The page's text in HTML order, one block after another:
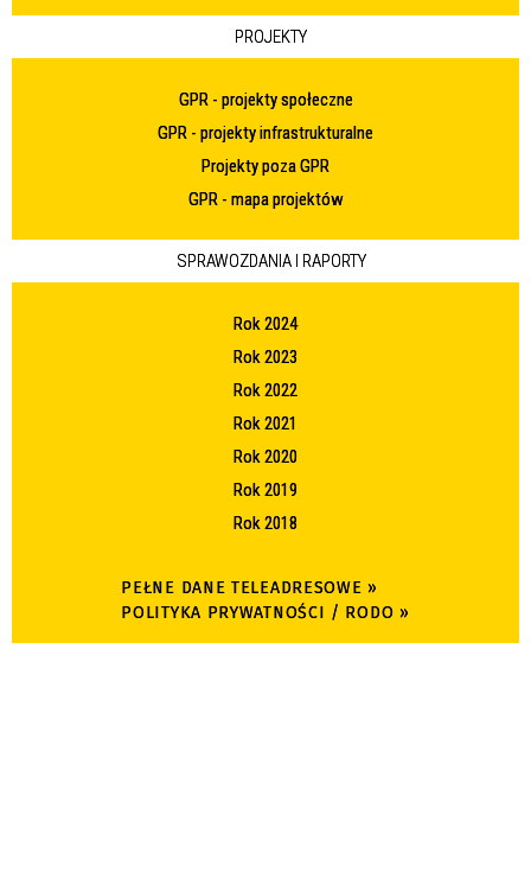
PROJEKTY
GPR - projekty społeczne
GPR - projekty infrastrukturalne
Projekty poza GPR
GPR - mapa projektów
SPRAWOZDANIA I RAPORTY
Rok 2024
Rok 2023
Rok 2022
Rok 2021
Rok 2020
Rok 2019
Rok 2018
PEŁNE DANE TELEADRESOWE »
POLITYKA PRYWATNOŚCI / RODO »